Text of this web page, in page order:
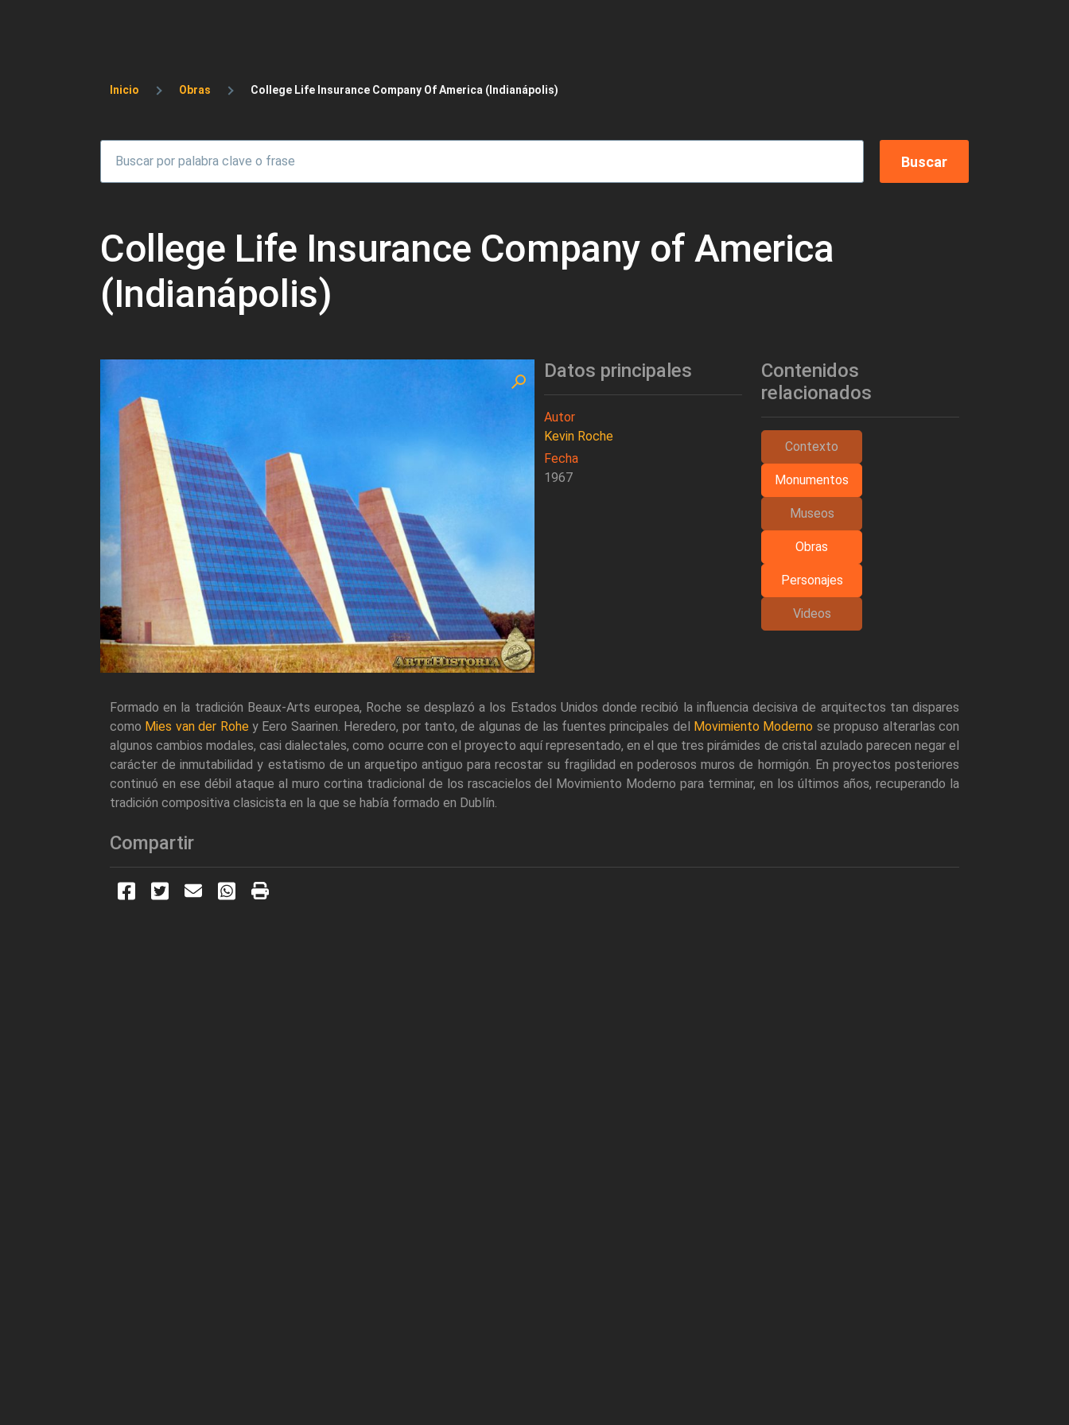
Sobrescribir enlaces de ayuda a la navegación
Inicio Obras College Life Insurance Company Of America (Indianápolis)
College Life Insurance Company of America
(Indianápolis)
Datos principales
Autor
Kevin Roche
Fecha
1967
Contenidos
relacionados
Contexto
Monumentos
Museos
Obras
Personajes
Videos
Formado en la tradición Beaux-Arts europea, Roche se desplazó a los Estados Unidos donde recibió la influencia decisiva de arquitectos tan dispares
como Mies van der Rohe y Eero Saarinen. Heredero, por tanto, de algunas de las fuentes principales del Movimiento Moderno se propuso alterarlas con
algunos cambios modales, casi dialectales, como ocurre con el proyecto aquí representado, en el que tres pirámides de cristal azulado parecen negar el
carácter de inmutabilidad y estatismo de un arquetipo antiguo para recostar su fragilidad en poderosos muros de hormigón. En proyectos posteriores
continuó en ese débil ataque al muro cortina tradicional de los rascacielos del Movimiento Moderno para terminar, en los últimos años, recuperando la
tradición compositiva clasicista en la que se había formado en Dublín.
Compartir